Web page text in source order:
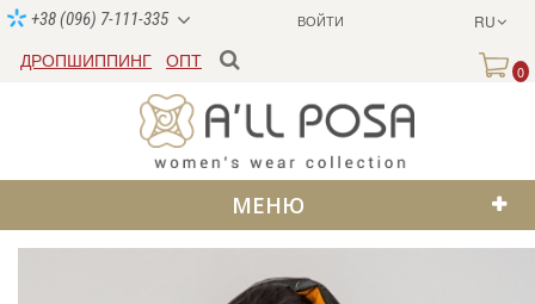
ВОЙТИ RU
+38 (096) 7-111-335
ДРОПШИППИНГ ОПТ
0
МЕНЮ